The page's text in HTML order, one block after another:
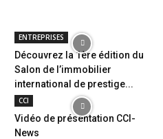
ENTREPRISES
Découvrez la 1ère édition du
Salon de l’immobilier
international de prestige...
CCI
Vidéo de présentation CCI-
News